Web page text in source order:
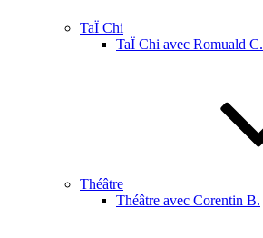
TaÏ Chi
TaÏ Chi avec Romuald C.
Théâtre
Théâtre avec Corentin B.